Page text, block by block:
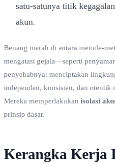
satu-satunya titik
akun.
Benang merah di antara metode-
mengatasi gejala—seperti
penyebabnya: menciptakan
independen, konsisten, dan otentik
Mereka memperlakukan isolasi
prinsip dasar.
Kerangka Kerja